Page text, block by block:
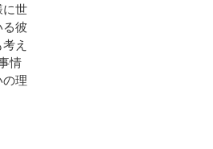
に世
彼
え
情
理